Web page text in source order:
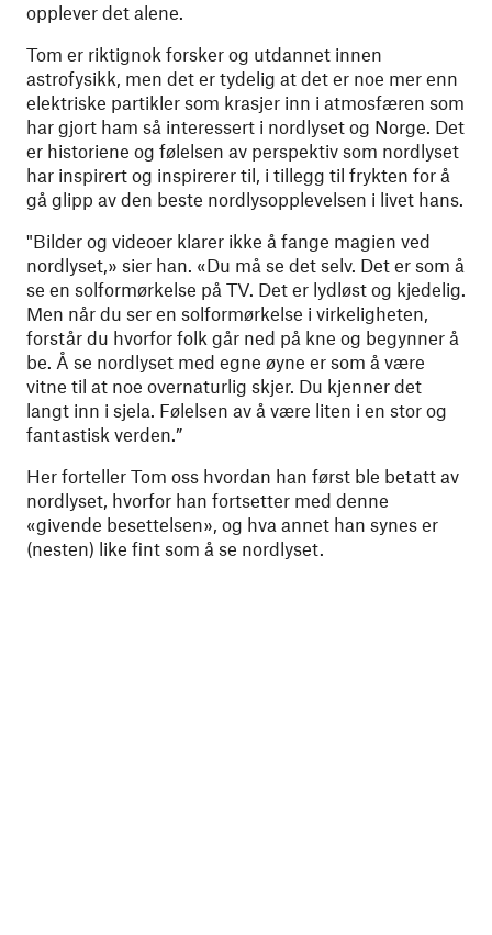
opplever det alene.
Tom er riktignok forsker og utdannet innen
astrofysikk, men det er tydelig at det er noe mer enn
elektriske partikler som krasjer inn i atmosfæren som
har gjort ham så interessert i nordlyset og Norge. Det
er historiene og følelsen av perspektiv som nordlyset
har inspirert og inspirerer til, i tillegg til frykten for å
gå glipp av den beste nordlysopplevelsen i livet hans.
"Bilder og videoer klarer ikke å fange magien ved
nordlyset,» sier han. «Du må se det selv. Det er som å
se en solformørkelse på TV. Det er lydløst og kjedelig.
Men når du ser en solformørkelse i virkeligheten,
forstår du hvorfor folk går ned på kne og begynner å
be. Å se nordlyset med egne øyne er som å være
vitne til at noe overnaturlig skjer. Du kjenner det
langt inn i sjela. Følelsen av å være liten i en stor og
fantastisk verden.”
Her forteller Tom oss hvordan han først ble betatt av
nordlyset, hvorfor han fortsetter med denne
«givende besettelsen», og hva annet han synes er
(nesten) like fint som å se nordlyset.